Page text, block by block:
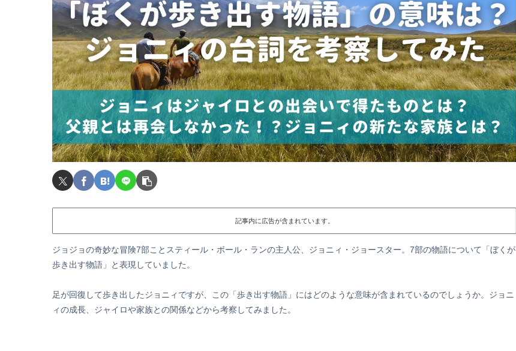
記事内に広告が含まれています。
ジョジョの奇妙な冒険7部ことスティール・ボール・ランの主人公、ジョニィ・ジョースター。7部の物語について「ぼくが
歩き出す物語」と表現していました。
足が回復して歩き出したジョニィですが、この「歩き出す物語」にはどのような意味が含まれているのでしょうか。ジョニ
ィの成長、ジャイロや家族との関係などから考察してみました。